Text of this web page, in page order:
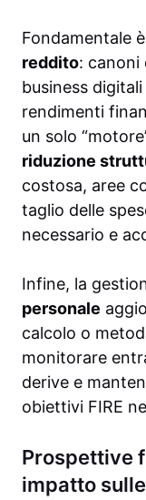
Fondamentale
reddito: canoni
business
rendimenti
un solo
riduzione
costosa, aree
taglio delle
necessario e
Infine, la
personale
calcolo o
monitorare
derive e
obiettivi FIRE
Prospettive
impatto